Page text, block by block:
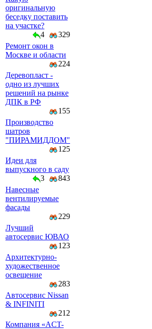
оригинальную
беседку поставить
на участке?
4
329
Ремонт окон в
Москве и области
224
Деревопласт -
одно из лучших
решений на рынке
ДПК в РФ
155
Производство
шатров
"ПИРАМИДДОМ"
125
Идеи для
выпускного в саду
3
843
Навесные
вентилируемые
фасады
229
Лучший
автосервис ЮВАО
123
Архитектурно-
художественное
освещение
283
Автосервис Nissan
& INFINITI
212
Компaния «AСT-